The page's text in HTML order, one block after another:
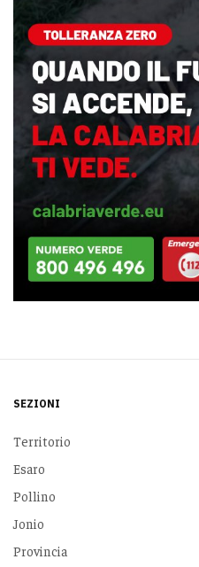
SEZIONI
Territorio
Esaro
Pollino
Jonio
Provincia